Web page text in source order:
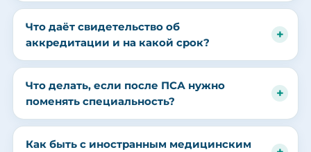
Что даёт свидетельство об
аккредитации и на какой срок?
Что делать, если после ПСА нужно
поменять специальность?
Как быть с иностранным медицинским